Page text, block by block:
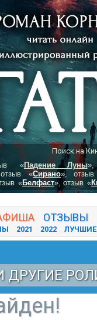
Поиск на
«Падение Луны»,
«Сирано», отзыв
«Белфаст», отзыв «
ОТЗЫВЫ
2021 2022 ЛУЧШИЕ
ДРУГИЕ